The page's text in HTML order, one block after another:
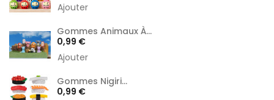
Ajouter
Gommes Animaux À...
Prix
0,99 €
Ajouter
Gommes Nigiri...
Prix
0,99 €